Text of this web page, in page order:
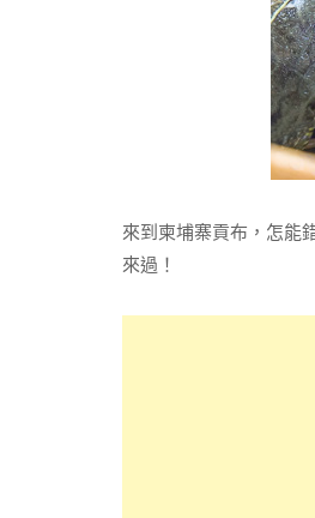
來到柬埔寨貢布，怎能
來過！